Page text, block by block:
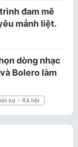
đam mê
mảnh liệt.
dòng nhạc
Bolero làm
sự - Xã hội